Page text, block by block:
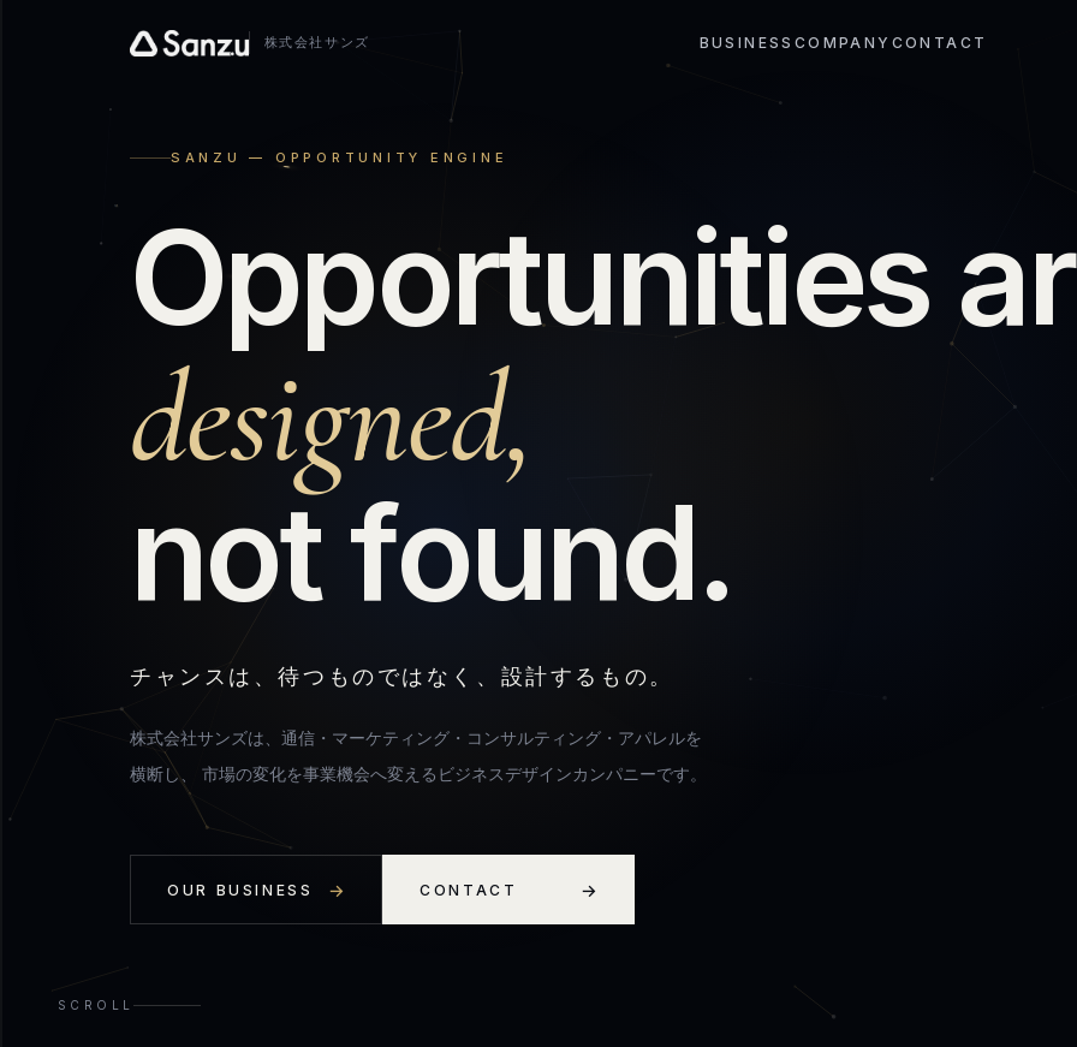
株式会社サンズ BUSINESS COMPANY CONTACT
SANZU — OPPORTUNITY ENGINE
Opportunities ar
designed,
notfound.
チャンスは、待つものではなく、設計するもの。
株式会社サンズは、通信・マーケティング・コンサルティング・アパレルを
横断し、 市場の変化を事業機会へ変えるビジネスデザインカンパニーです。
OUR BUSINESS CONTACT
SCROLL